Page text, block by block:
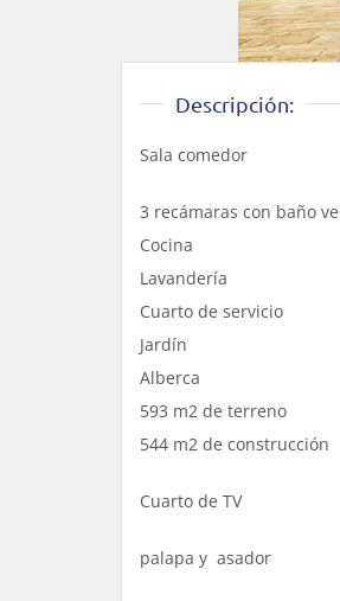
Descripción:
Sala comedor
3 recámaras con baño
Cocina
Lavandería
Cuarto de servicio
Jardín
Alberca
593 m2 de terreno
544 m2 de construcción
Cuarto de TV
palapa y asador